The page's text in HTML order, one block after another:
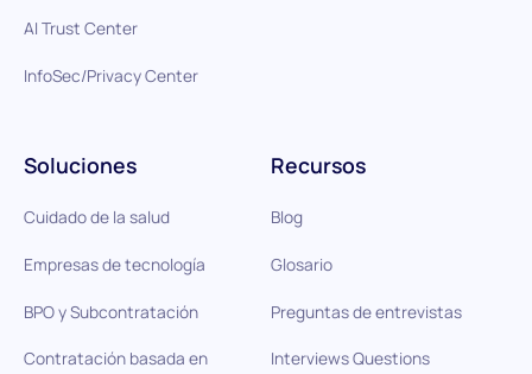
Soluciones
Cuidado de la salud
Empresas de tecnología
BPO y Subcontratación
Contratación basada en
Recursos
Blog
Glosario
Preguntas de entrevistas
Interviews Questions
AI Trust Center
InfoSec/Privacy Center